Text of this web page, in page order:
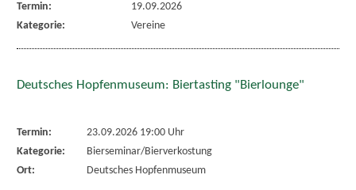
Termin:
19.09.2026
Kategorie:
Vereine
Deutsches Hopfenmuseum: Biertasting "Bierlounge"
Termin:
23.09.2026 19:00 Uhr
Kategorie:
Bierseminar/Bierverkostung
Ort:
Deutsches Hopfenmuseum